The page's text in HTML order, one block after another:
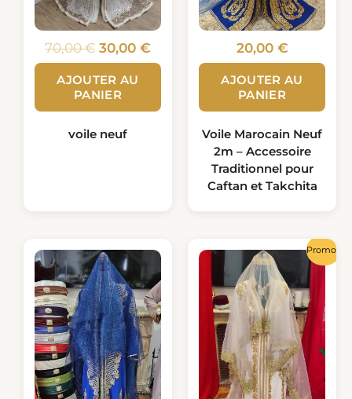
70,00€ 30,00 €
AJOUTER AU
PANIER
voile neuf
20,00 €
AJOUTER AU
PANIER
Voile Marocain Neuf
2m – Accessoire
Traditionnel pour
Caftan et Takchita
Promo !
Le
prix
initial
était :
150,00 €.
Le
prix
est :